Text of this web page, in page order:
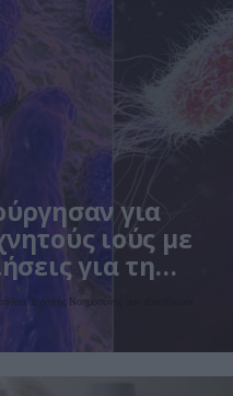
για
ιούς με
για τη
Τεχνητής Νοημοσύνης που εξοντώνουν